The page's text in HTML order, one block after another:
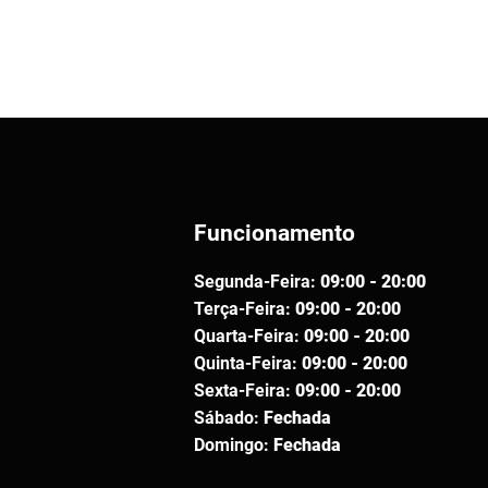
Funcionamento
Segunda-Feira: 09:00 - 20:00
Terça-Feira: 09:00 - 20:00
Quarta-Feira: 09:00 - 20:00
Quinta-Feira: 09:00 - 20:00
Sexta-Feira: 09:00 - 20:00
Sábado: Fechada
Domingo: Fechada